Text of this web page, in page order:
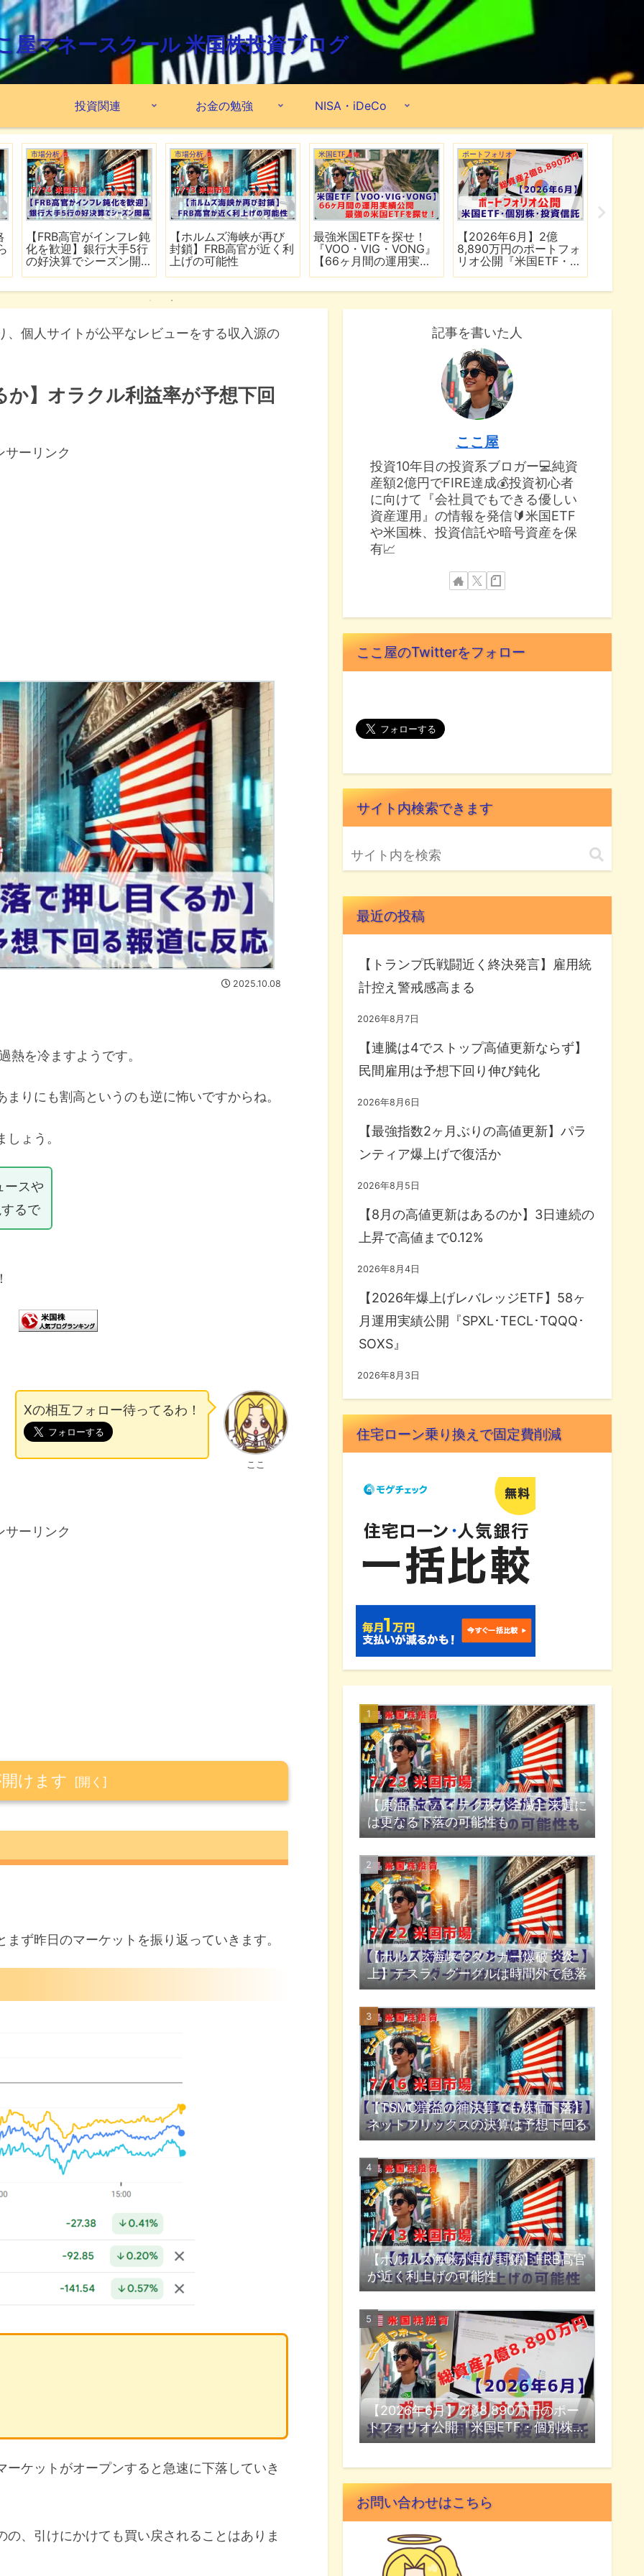
屋マネースクール 米国株投資ブログ
投資関連 お金の勉強 NISA・iDeCo
市場分析
【FRB高官がインフレ鈍
化を歓迎】銀行大手5行
の好決算でシーズン開
市場分析
【ホルムズ海峡が再び
封鎖】FRB高官が近く利
上げの可能性
米国ETF
最強米国ETFを探せ！
『VOO・VIG・VONG』
【66ヶ月間の運用実績
ポートフォリオ
【2026年6月】2億
8,890万円のポートフォ
リオ公開『米国ETF・個
個人サイトが公平なレビューをする収入源の
】オラクル利益率が予想下回
サーリンク
2025.10.08
熱を冷ますようです。
りにも割高というのも逆に怖いですからね。
ょう。
ースや
るで
ここ
Xの相互フォロー待ってるわ！
サーリンク
けます
予想を下回ると報道
ず昨日のマーケットを振り返っていきます。
ケットがオープンすると急速に下落していき
、引けにかけても買い戻されることはありま
記事を書いた人
ここ屋
投資10年目の投資系ブロガー💻純資
産額2億円でFIRE達成💰投資初心者
に向けて『会社員でもできる優しい
資産運用』の情報を発信🔰米国ETF
や米国株、投資信託や暗号資産を保
有📈
ここ屋のTwitterをフォロー
サイト内検索できます
最近の投稿
【トランプ氏戦闘近く終決発言】雇用統
計控え警戒感高まる
2026年8月7日
【連騰は4でストップ高値更新ならず】
民間雇用は予想下回り伸び鈍化
2026年8月6日
【最強指数2ヶ月ぶりの高値更新】パラ
ンティア爆上げで復活か
2026年8月5日
【8月の高値更新はあるのか】3日連続の
上昇で高値まで0.12%
2026年8月4日
【2026年爆上げレバレッジETF】58ヶ
月運用実績公開『SPXL･TECL･TQQQ･
SOXS』
2026年8月3日
住宅ローン乗り換えで固定費削減
【原油高でハイテク株が全滅】来週に
は更なる下落の可能性も
【ホルムズ海峡でタンカー爆破・炎
上】テスラ、グーグルは時間外で急落
【TSMC増益の神決算でも株価下落】
ネットフリックスの決算は予想下回る
【ホルムズ海峡が再び封鎖】FRB高官
が近く利上げの可能性
【2026年6月】2億8,890万円のポー
トフォリオ公開『米国ETF・個別株・
投資信託』
お問い合わせはこちら